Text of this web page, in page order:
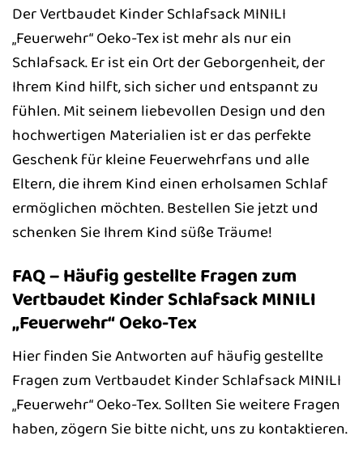
Der Vertbaudet Kinder Schlafsack MINILI
„Feuerwehr“ Oeko-Tex ist mehr als nur ein
Schlafsack. Er ist ein Ort der Geborgenheit, der
Ihrem Kind hilft, sich sicher und entspannt zu
fühlen. Mit seinem liebevollen Design und den
hochwertigen Materialien ist er das perfekte
Geschenk für kleine Feuerwehrfans und alle
Eltern, die ihrem Kind einen erholsamen Schlaf
ermöglichen möchten. Bestellen Sie jetzt und
schenken Sie Ihrem Kind süße Träume!
FAQ – Häufig gestellte Fragen zum
Vertbaudet Kinder Schlafsack MINILI
„Feuerwehr“ Oeko-Tex
Hier finden Sie Antworten auf häufig gestellte
Fragen zum Vertbaudet Kinder Schlafsack MINILI
„Feuerwehr“ Oeko-Tex. Sollten Sie weitere Fragen
haben, zögern Sie bitte nicht, uns zu kontaktieren.